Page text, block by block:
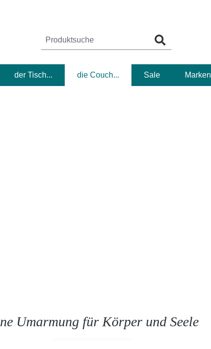
der Tisch... die Couch... Sale Marken
Umarmung für Körper und Seele